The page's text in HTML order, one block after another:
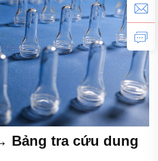
Bảng tra cứu dung